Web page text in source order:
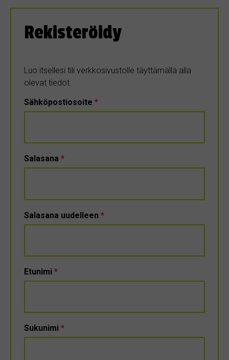
Rekisteröidy
Luo itsellesi tili verkkosivustolle täyttämällä alla
olevat tiedot.
Sähköpostiosoite *
Salasana *
Salasana uudelleen *
Etunimi *
Sukunimi *